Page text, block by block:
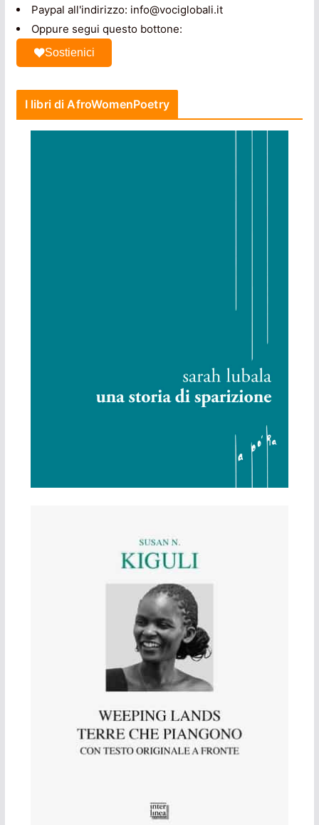
Paypal all'indirizzo: info@vociglobali.it
Oppure segui questo bottone:
Sostienici
I libri di AfroWomenPoetry